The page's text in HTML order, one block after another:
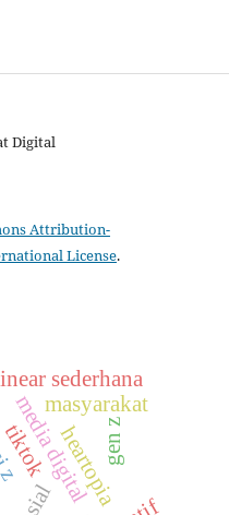
Digital
Attribution-
License.
z
media digital
sederhana
heartopia
masyarakat
gen z
tiktok